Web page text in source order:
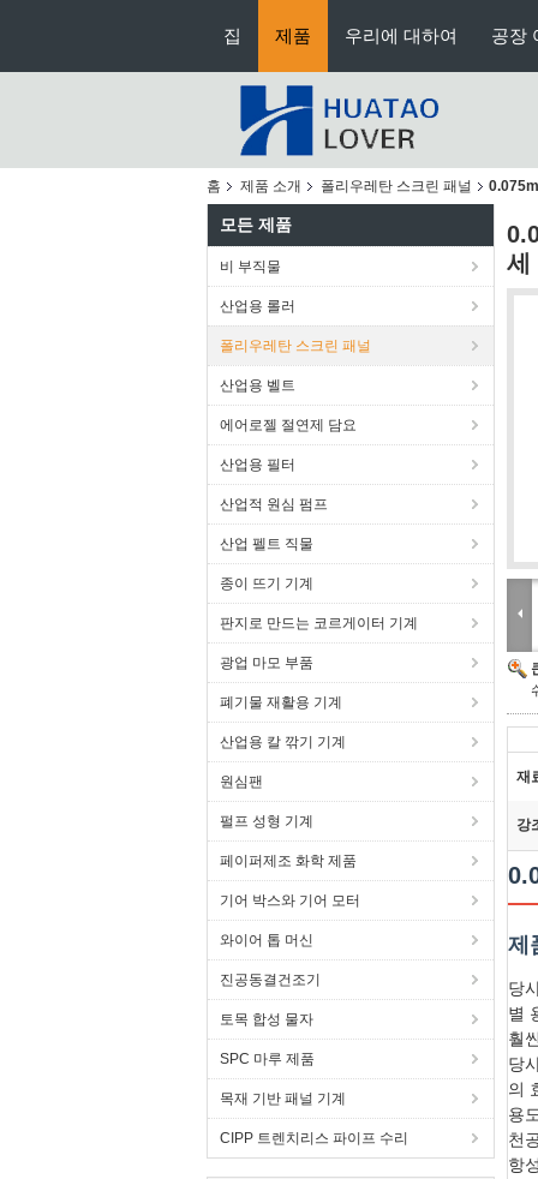
집 제품 우리에 대하여 공장
홈 제품 소개 폴리우레탄 스크린 패널
모든 제품
비 부직물
산업용 롤러
폴리우레탄 스크린 패널
산업용 벨트
에어로젤 절연제 담요
산업용 필터
산업적 원심 펌프
산업 펠트 직물
종이 뜨기 기계
판지로 만드는 코르게이터 기계
광업 마모 부품
폐기물 재활용 기계
산업용 칼 깎기 기계
원심팬
펄프 성형 기계
페이퍼제조 화학 제품
기어 박스와 기어 모터
와이어 톱 머신
진공동결건조기
토목 합성 물자
SPC 마루 제품
목재 기반 패널 기계
CIPP 트렌치리스 파이프 수리
세
재
강
제
당
별
훨
당
의
용
천
항